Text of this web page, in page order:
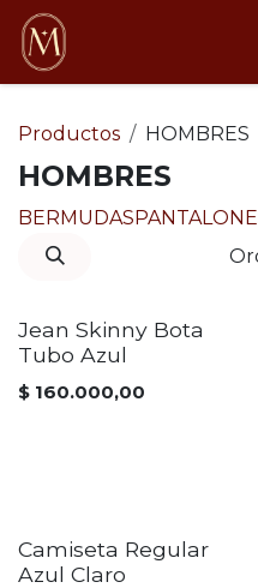
Ir al contenido
Productos HOMBRES
HOMBRES
BERMUDAS
Jean Skinny Bota
Tubo Azul
$ 160.000,00
Camiseta Regular
Azul Claro